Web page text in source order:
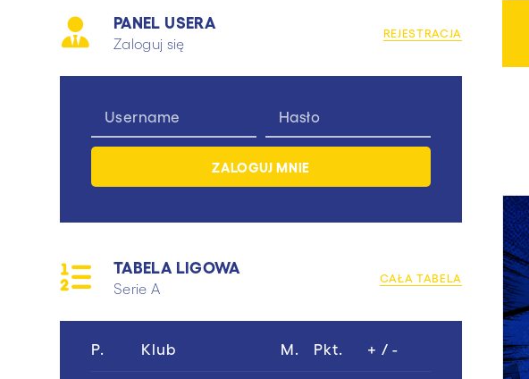
PANEL USERA
Zaloguj się
REJESTRACJA
TABELA LIGOWA
Serie A
CAŁA TABELA
P. Klub M. Pkt. + / -